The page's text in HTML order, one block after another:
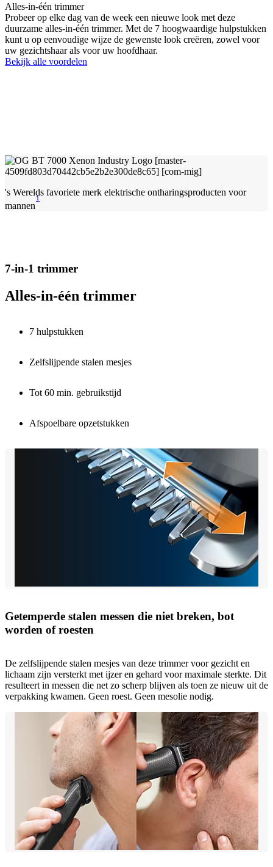
Alles-in-één trimmer
Probeer op elke dag van de week een nieuwe look met deze
duurzame alles-in-één trimmer. Met de 7 hoogwaardige hulpstukken
kunt u op eenvoudige wijze de gewenste look creëren, zowel voor
uw gezichtshaar als voor uw hoofdhaar.
Bekijk alle voordelen
's Werelds favoriete merk elektrische ontharingsproducten voor
mannen
1
7-in-1 trimmer
Alles-in-één trimmer
7 hulpstukken
Zelfslijpende stalen mesjes
Tot 60 min. gebruikstijd
Afspoelbare opzetstukken
Getemperde stalen messen die niet breken, bot
worden of roesten
De zelfslijpende stalen mesjes van deze trimmer voor gezicht en
lichaam zijn versterkt met ijzer en gehard voor maximale sterkte. Dit
resulteert in messen die net zo scherp blijven als toen ze nieuw uit de
verpakking kwamen. Geen roest. Geen mesolie nodig.